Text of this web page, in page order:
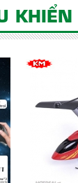
KHIỂN